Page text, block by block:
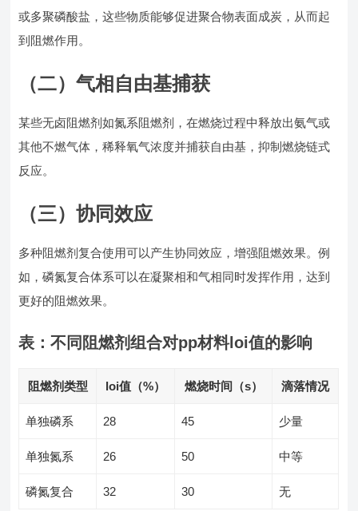
或多聚磷酸盐，这些物质能够促进聚合物表面成炭，从而起
到阻燃作用。
（二）气相自由基捕获
某些无卤阻燃剂如氮系阻燃剂，在燃烧过程中释放出氨气或
其他不燃气体，稀释氧气浓度并捕获自由基，抑制燃烧链式
反应。
（三）协同效应
多种阻燃剂复合使用可以产生协同效应，增强阻燃效果。例
如，磷氮复合体系可以在凝聚相和气相同时发挥作用，达到
更好的阻燃效果。
表：不同阻燃剂组合对pp材料loi值的影响
阻燃剂类型 loi值（%） 燃烧时间（s） 滴落情况
单独磷系 28 45 少量
单独氮系 26 50 中等
磷氮复合 32 30 无